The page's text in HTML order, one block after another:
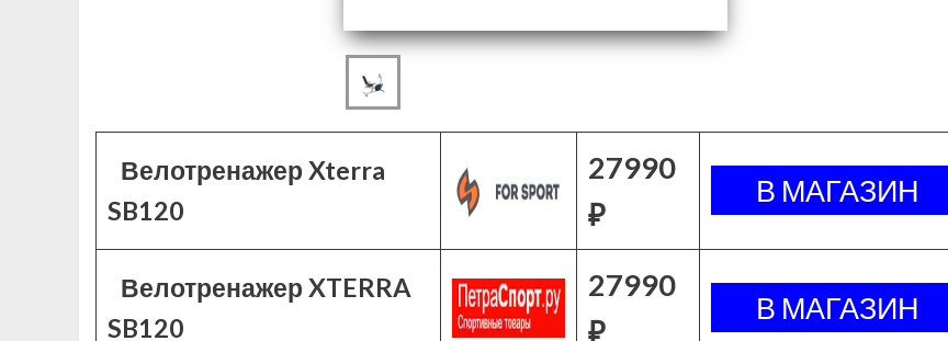
Велотренажер Xterra
SB120
27990
₽
Велотренажер XTERRA
SB120
27990
₽